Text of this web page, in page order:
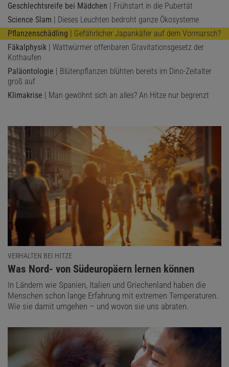
Geschlechtsreife bei Mädchen | Frühstart in die Pubertät
Science Slam | Dieses Leuchten bedroht ganze Ökosysteme
Pflanzenschädling | Gefährlicher Japankäfer auf dem Vormarsch?
Fäkalphysik | Wattwürmer offenbaren Gravitationsgesetz der
Kothaufen
Paläontologie | Blütenpflanzen blühten bereits im Dino-Zeitalter
groß auf
Klimakrise | Man gewöhnt sich an alles? An Hitze nur begrenzt
VERHALTEN BEI HITZE
:
Was Nord- von Südeuropäern lernen können
In Ländern wie Spanien, Italien und Griechenland haben die
Menschen schon lange Erfahrung mit extremen Temperaturen.
Wie sie damit umgehen – und wovon sie uns abraten.